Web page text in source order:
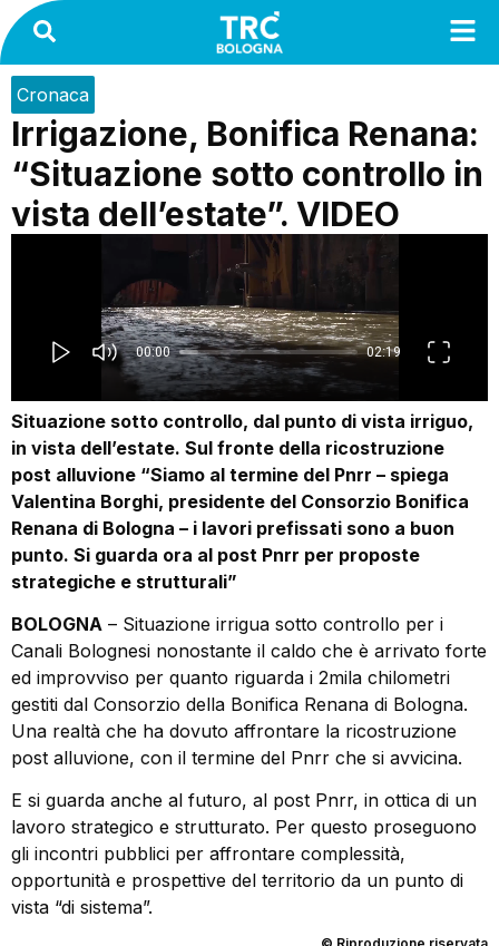
Cronaca
Irrigazione, Bonifica Renana:
“Situazione sotto controllo in
vista dell’estate”. VIDEO
Situazione sotto controllo, dal punto di vista irriguo,
in vista dell’estate. Sul fronte della ricostruzione
post alluvione “Siamo al termine del Pnrr – spiega
Valentina Borghi, presidente del Consorzio Bonifica
Renana di Bologna – i lavori prefissati sono a buon
punto. Si guarda ora al post Pnrr per proposte
strategiche e strutturali”
BOLOGNA – Situazione irrigua sotto controllo per i
Canali Bolognesi nonostante il caldo che è arrivato forte
ed improvviso per quanto riguarda i 2mila chilometri
gestiti dal Consorzio della Bonifica Renana di Bologna.
Una realtà che ha dovuto affrontare la ricostruzione
post alluvione, con il termine del Pnrr che si avvicina.
E si guarda anche al futuro, al post Pnrr, in ottica di un
lavoro strategico e strutturato. Per questo proseguono
gli incontri pubblici per affrontare complessità,
opportunità e prospettive del territorio da un punto di
vista “di sistema”.